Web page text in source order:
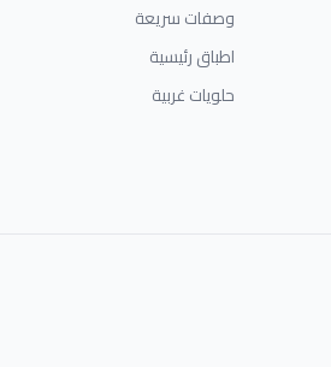
وصفات سريعة
اطباق رئيسية
حلويات غربية